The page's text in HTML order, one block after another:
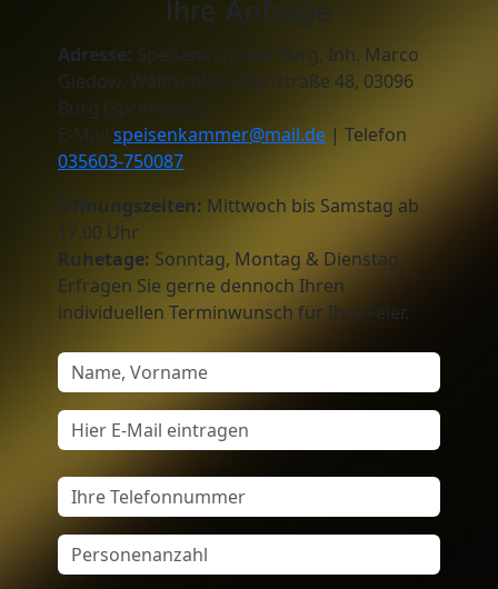
Ihre Anfrage
Adresse: Speisenkammer Burg, Inh. Marco
Giedow, Waldschlösschenstraße 48, 03096
Burg (Spreewald)
E-Mail speisenkammer@mail.de | Telefon
035603-750087
Öffnungszeiten: Mittwoch bis Samstag ab
17.00 Uhr
Ruhetage: Sonntag, Montag & Dienstag.
Erfragen Sie gerne dennoch Ihren
individuellen Terminwunsch für Ihre Feier.